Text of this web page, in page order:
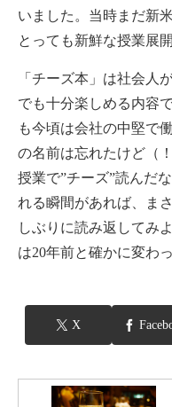
いました。当時まだ新
とっても新鮮な授業展
「チーズ本」は社会人
でも十分楽しめる内容
も今頃は会社の中堅で
の名前は忘れたけど（
授業で”チーズ”読んだ
れる瞬間があれば、ま
しぶりに読み返してみ
は20年前と確かに変わ
X